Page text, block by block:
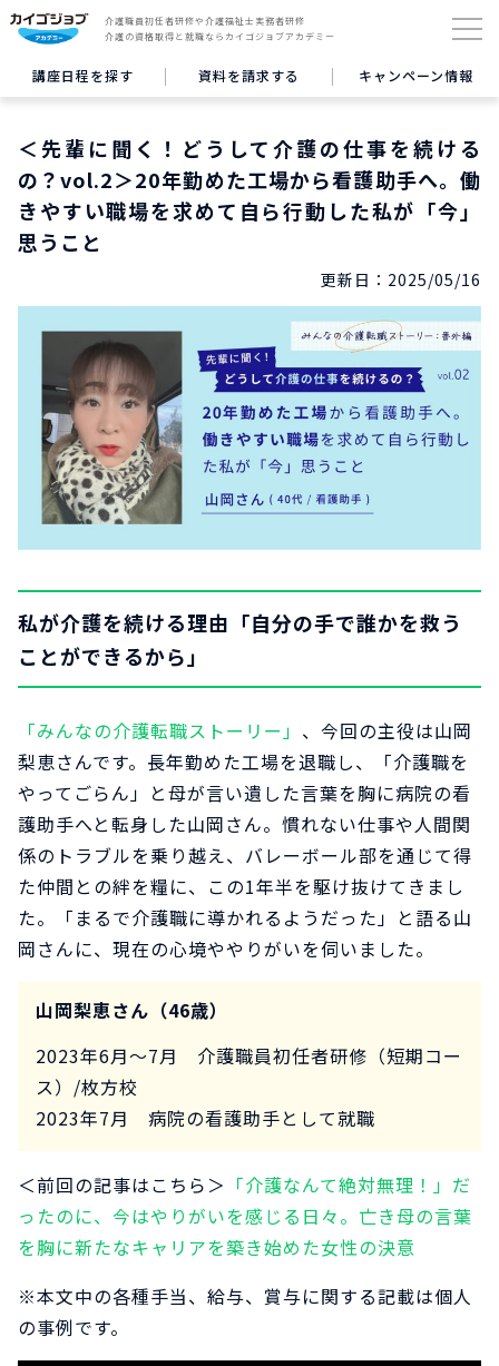
介護職員初任者研修や介護福祉士実務者研修
介護の資格取得と就職ならカイゴジョブアカデミー
講座日程を探す 資料を請求する キャンペーン情報
＜先輩に聞く！どうして介護の仕事を続ける
の？vol.2＞20年勤めた工場から看護助手へ。働
きやすい職場を求めて自ら行動した私が「今」
思うこと
更新日： 2025/05/16
私が介護を続ける理由「自分の手で誰かを救う
ことができるから」
「みんなの介護転職ストーリー」 、今回の主役は山岡
梨恵さんです。長年勤めた工場を退職し、「介護職を
やってごらん」と母が言い遺した言葉を胸に病院の看
護助手へと転身した山岡さん。慣れない仕事や人間関
係のトラブルを乗り越え、バレーボール部を通じて得
た仲間との絆を糧に、この1年半を駆け抜けてきまし
た。「まるで介護職に導かれるようだった」と語る山
岡さんに、現在の心境ややりがいを伺いました。
山岡梨恵さん（46歳）
2023年6月～7月 介護職員初任者研修（短期コー
ス）/枚方校
2023年7月 病院の看護助手として就職
＜前回の記事はこちら＞ 「介護なんて絶対無理！」だ
ったのに、今はやりがいを感じる日々。亡き母の言葉
を胸に新たなキャリアを築き始めた女性の決意
※本文中の各種手当、給与、賞与に関する記載は個人
の事例です。